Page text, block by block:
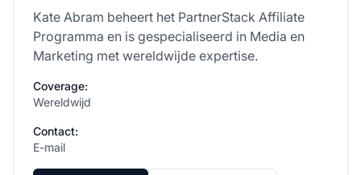
Kate Abram beheert het PartnerStack Affiliate
Programma en is gespecialiseerd in Media en
Marketing met wereldwijde expertise.
Coverage:
Wereldwijd
Contact:
E-mail